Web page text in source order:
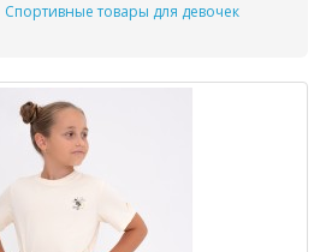
Спортивные товары для девочек